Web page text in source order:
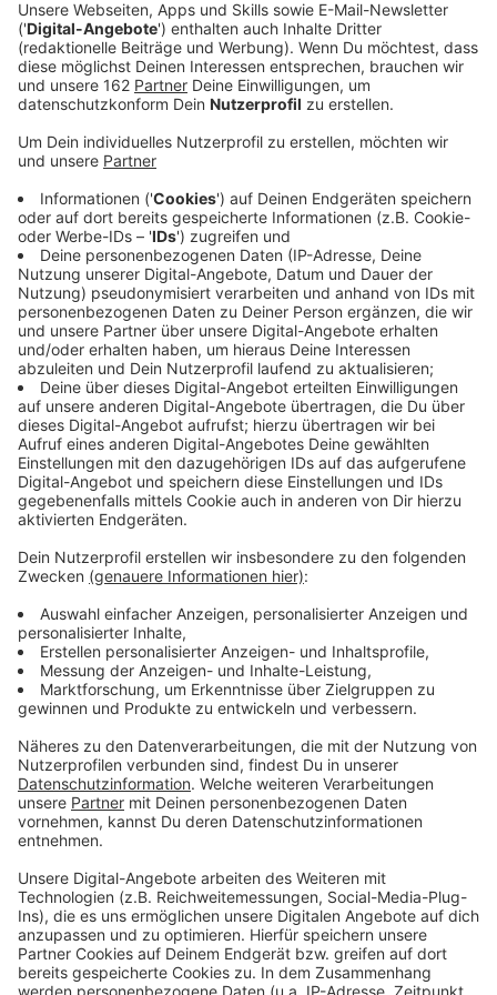
maskierte Männer Geld gefordert - dabei haben
sie eine Schusswaffe gezückt, verletzt wurde
niemand. Die Polizei sucht Zeugen.
Veröffentlicht:Sonntag, 02.02.2020 12:02
Anzeige
In Kamp-Lintfort haben am Freitagabend drei
maskierte Männer zwei Angestellte einer
Lottoannahmestelle an der Bürgermeister-
Schmelzing-Straße mit einer Schusswaffe bedroht.
Dabei haben sie die beiden Frauen aufgefordert, die
Tageseinnahmen herauszugeben. Die Männer konnten
mit der Beute zu Fuß flüchten. Verletzt wurde bei dem
Überfall niemand. Die Fahndung verlief bis jetzt
erfolglos - auch ein Polizeihubschrauber war im
Einsatz.
Anzeige
Beschreibung der Täter
Anzeige
Alle drei Täter waren männlich und hatten ein
jugendliches Erscheinungsbild. Sie waren dunkel
gekleidet und mit Sturmhauben maskiert. Einer der
Täter war stabil gebaut, die anderen sehr schlank.
Hinweise nimmt die Kreispolizeibehörde Wesel
entgegen.
Anzeige